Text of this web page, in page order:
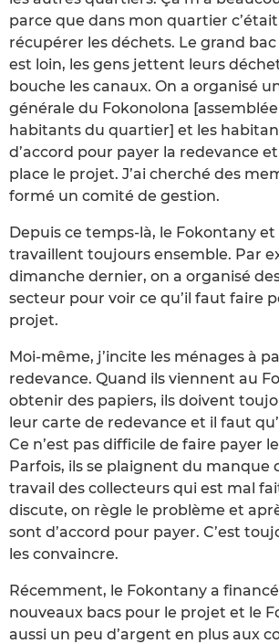
parce que dans mon quartier
récupérer les déchets. Le grand
est loin, les gens jettent leurs
bouche les canaux. On a organisé
générale du Fokonolona
habitants du quartier] et les
d’accord pour payer la redevance
place le projet. J’ai cherché des
formé un comité de gestion.
Depuis ce temps-là, le Fokontany
travaillent toujours ensemble. Par
dimanche dernier, on a organisé
secteur pour voir ce qu’il faut faire
projet.
Moi-même, j’incite les ménages à
redevance. Quand ils viennent au
obtenir des papiers, ils doivent
leur carte de redevance et il faut
Ce n’est pas difficile de faire payer
Parfois, ils se plaignent du manque
travail des collecteurs qui est mal
discute, on règle le problème et
sont d’accord pour payer. C’est
les convaincre.
Récemment, le Fokontany a financé
nouveaux bacs pour le projet et le
aussi un peu d’argent en plus aux